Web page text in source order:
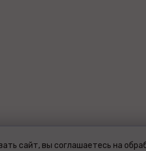
сайт, вы соглашаетесь на